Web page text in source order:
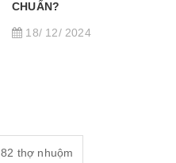
CHUẨN?
18/ 12/ 2024
82 thợ nhuộm